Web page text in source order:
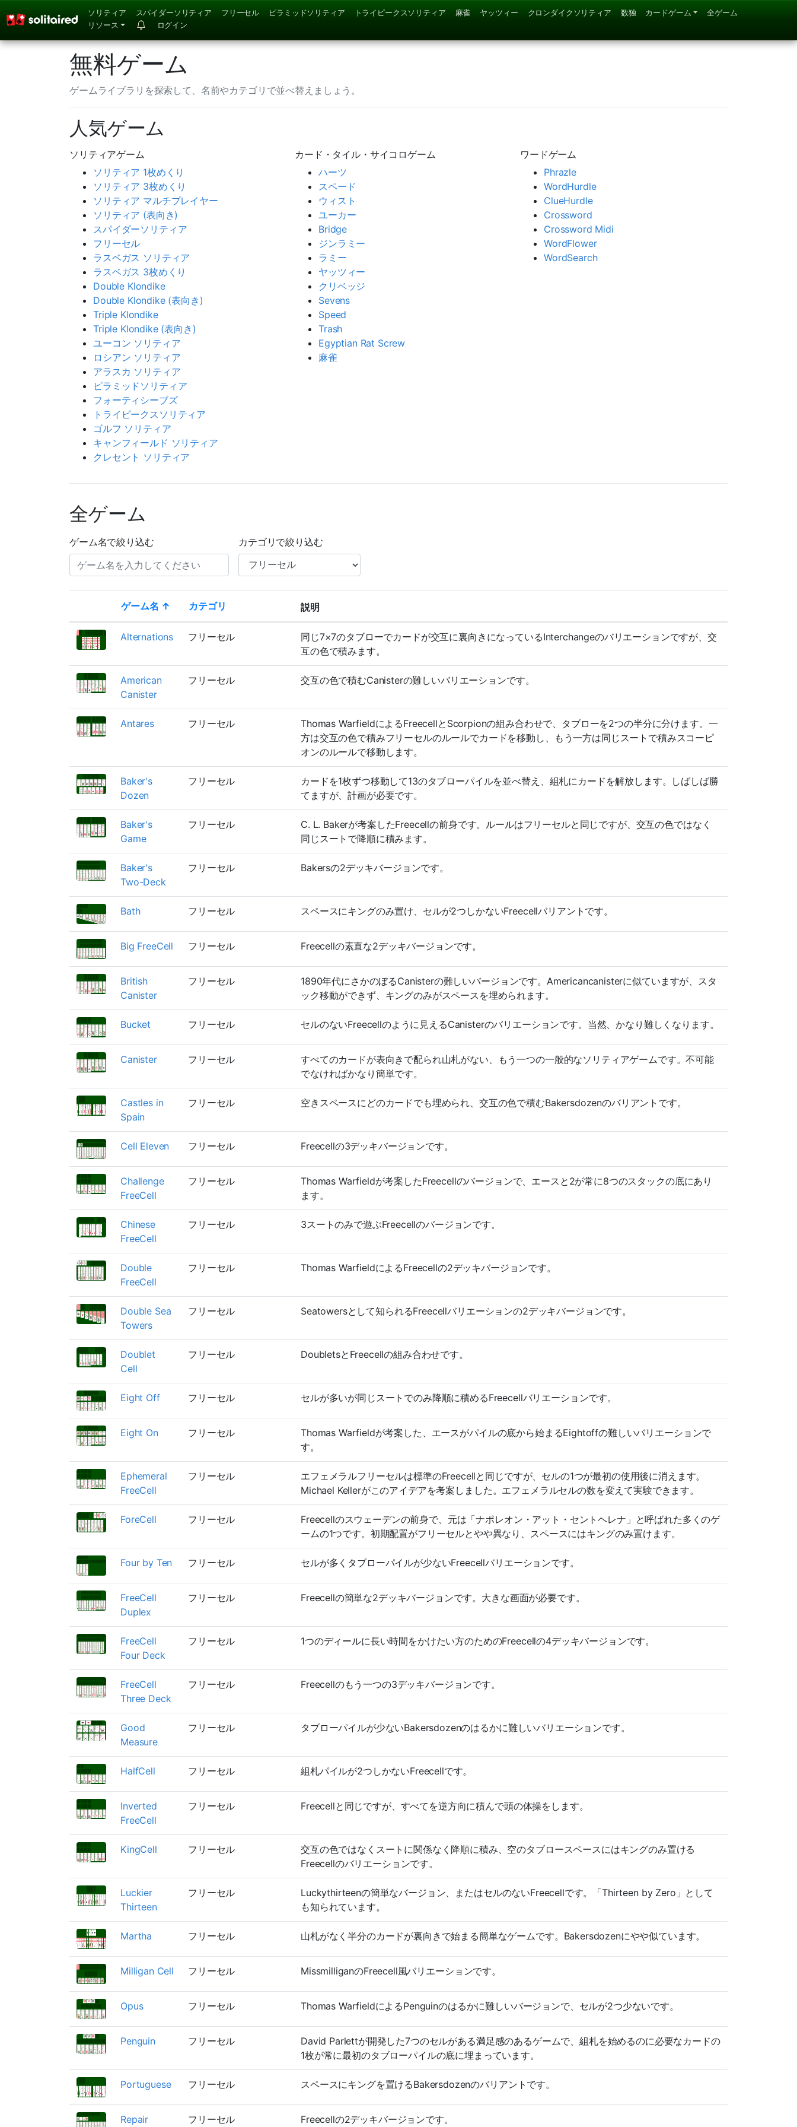
ソリティア スパイダーソリティア フリーセル ピラミッドソリティア トライピークスソリティア 麻雀 ヤッツィー クロンダイクソリティア 数独 カードゲーム
全ゲーム
リソース
ログイン
無料ゲーム
ゲームライブラリを探索して、名前やカテゴリで並べ替えましょう。
人気ゲーム
ソリティアゲーム
ソリティア 1枚めくり
ソリティア 3枚めくり
ソリティア マルチプレイヤー
ソリティア (表向き)
スパイダーソリティア
フリーセル
ラスベガス ソリティア
ラスベガス 3枚めくり
Double Klondike
Double Klondike (表向き)
Triple Klondike
Triple Klondike (表向き)
ユーコン ソリティア
ロシアン ソリティア
アラスカ ソリティア
ピラミッドソリティア
フォーティシーブズ
トライピークスソリティア
ゴルフ ソリティア
キャンフィールド ソリティア
クレセント ソリティア
カード・タイル・サイコロゲーム
ハーツ
スペード
ウィスト
ユーカー
Bridge
ジンラミー
ラミー
ヤッツィー
クリベッジ
Sevens
Speed
Trash
Egyptian Rat Screw
麻雀
ワードゲーム
Phrazle
WordHurdle
ClueHurdle
Crossword
Crossword Midi
WordFlower
WordSearch
全ゲーム
ゲーム名で絞り込む カテゴリで絞り込む
Thumbnail
ゲーム名 ↑ カテゴリ 説明
Alternations フリーセル
同じ7×7のタブローでカードが交互に裏向きになっているInterchangeのバリエーションですが、交
互の色で積みます。
American
Canister
フリーセル 交互の色で積むCanisterの難しいバリエーションです。
Antares フリーセル
Thomas WarfieldによるFreecellとScorpionの組み合わせで、タブローを2つの半分に分けます。一
方は交互の色で積みフリーセルのルールでカードを移動し、もう一方は同じスートで積みスコーピ
オンのルールで移動します。
Baker's
Dozen
フリーセル
カードを1枚ずつ移動して13のタブローパイルを並べ替え、組札にカードを解放します。しばしば勝
てますが、計画が必要です。
Baker's
Game
フリーセル
C. L. Bakerが考案したFreecellの前身です。ルールはフリーセルと同じですが、交互の色ではなく
同じスートで降順に積みます。
Baker's
Two-Deck
フリーセル Bakersの2デッキバージョンです。
Bath フリーセル スペースにキングのみ置け、セルが2つしかないFreecellバリアントです。
Big FreeCell フリーセル Freecellの素直な2デッキバージョンです。
British
Canister
フリーセル
1890年代にさかのぼるCanisterの難しいバージョンです。Americancanisterに似ていますが、スタ
ック移動ができず、キングのみがスペースを埋められます。
Bucket フリーセル セルのないFreecellのように見えるCanisterのバリエーションです。当然、かなり難しくなります。
Canister フリーセル
すべてのカードが表向きで配られ山札がない、もう一つの一般的なソリティアゲームです。不可能
でなければかなり簡単です。
Castles in
Spain
フリーセル 空きスペースにどのカードでも埋められ、交互の色で積むBakersdozenのバリアントです。
Cell Eleven フリーセル Freecellの3デッキバージョンです。
Challenge
FreeCell
フリーセル
Thomas Warfieldが考案したFreecellのバージョンで、エースと2が常に8つのスタックの底にあり
ます。
Chinese
FreeCell
フリーセル 3スートのみで遊ぶFreecellのバージョンです。
Double
FreeCell
フリーセル Thomas WarfieldによるFreecellの2デッキバージョンです。
Double Sea
Towers
フリーセル Seatowersとして知られるFreecellバリエーションの2デッキバージョンです。
Doublet
Cell
フリーセル DoubletsとFreecellの組み合わせです。
Eight Off フリーセル セルが多いが同じスートでのみ降順に積めるFreecellバリエーションです。
Eight On フリーセル
Thomas Warfieldが考案した、エースがパイルの底から始まるEightoffの難しいバリエーションで
す。
Ephemeral
FreeCell
フリーセル
エフェメラルフリーセルは標準のFreecellと同じですが、セルの1つが最初の使用後に消えます。
Michael Kellerがこのアイデアを考案しました。エフェメラルセルの数を変えて実験できます。
ForeCell フリーセル
Freecellのスウェーデンの前身で、元は「ナポレオン・アット・セントヘレナ」と呼ばれた多くのゲ
ームの1つです。初期配置がフリーセルとやや異なり、スペースにはキングのみ置けます。
Four by Ten フリーセル セルが多くタブローパイルが少ないFreecellバリエーションです。
FreeCell
Duplex
フリーセル Freecellの簡単な2デッキバージョンです。大きな画面が必要です。
FreeCell
Four Deck
フリーセル 1つのディールに長い時間をかけたい方のためのFreecellの4デッキバージョンです。
FreeCell
Three Deck
フリーセル Freecellのもう一つの3デッキバージョンです。
Good
Measure
フリーセル タブローパイルが少ないBakersdozenのはるかに難しいバリエーションです。
HalfCell フリーセル 組札パイルが2つしかないFreecellです。
Inverted
FreeCell
フリーセル Freecellと同じですが、すべてを逆方向に積んで頭の体操をします。
KingCell フリーセル
交互の色ではなくスートに関係なく降順に積み、空のタブロースペースにはキングのみ置ける
Freecellのバリエーションです。
Luckier
Thirteen
フリーセル
Luckythirteenの簡単なバージョン、またはセルのないFreecellです。「Thirteen by Zero」として
も知られています。
Martha フリーセル 山札がなく半分のカードが裏向きで始まる簡単なゲームです。Bakersdozenにやや似ています。
Milligan Cell フリーセル MissmilliganのFreecell風バリエーションです。
Opus フリーセル Thomas WarfieldによるPenguinのはるかに難しいバージョンで、セルが2つ少ないです。
Penguin フリーセル
David Parlettが開発した7つのセルがある満足感のあるゲームで、組札を始めるのに必要なカードの
1枚が常に最初のタブローパイルの底に埋まっています。
Portuguese フリーセル スペースにキングを置けるBakersdozenのバリアントです。
Repair フリーセル Freecellの2デッキバージョンです。